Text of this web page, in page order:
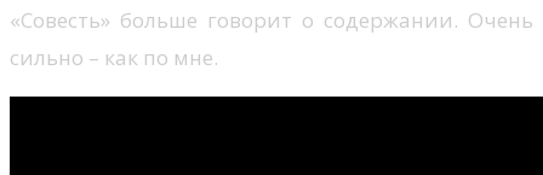
«Совесть» больше говорит о содержании. Очень
сильно – как по мне.